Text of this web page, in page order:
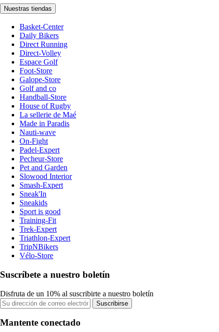
Nuestras tiendas
Basket-Center
Daily Bikers
Direct Running
Direct-Volley
Espace Golf
Foot-Store
Galope-Store
Golf and co
Handball-Store
House of Rugby
La sellerie de Maé
Made in Paradis
Nauti-wave
On-Fight
Padel-Expert
Pecheur-Store
Pet and Garden
Slowood Interior
Smash-Expert
Sneak'In
Sneakids
Sport is good
Training-Fit
Trek-Expert
Triathlon-Expert
TripNBikers
Vélo-Store
Suscríbete a nuestro boletín
Disfruta de un 10% al suscribirte a nuestro boletín
Suscribirse
Mantente conectado